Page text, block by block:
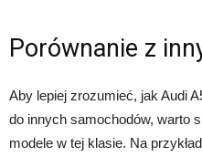
Porównanie z
Aby lepiej zrozumieć, jak Audi
do innych samochodów, warto
modele w tej klasie. Na